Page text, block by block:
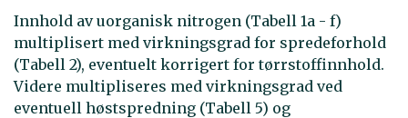
Innhold av uorganisk nitrogen (Tabell 1a - f)
multiplisert med virkningsgrad for spredeforhold
(Tabell 2), eventuelt korrigert for tørrstoffinnhold.
Videre multipliseres med virkningsgrad ved
eventuell høstspredning (Tabell 5) og